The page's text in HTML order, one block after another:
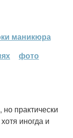
маникюра
фото
практически
иногда и